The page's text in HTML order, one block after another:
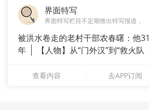
界面特写
界面特写栏目不定期推出特写报道，
被洪水卷走的老村干部农春曙：他31
年
【人物】从“门外汉”到“救火队
查看内容 去APP订阅